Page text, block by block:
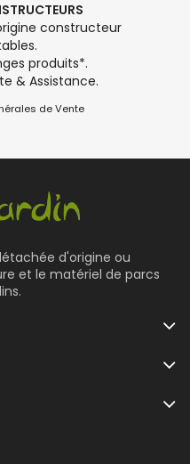
constructeur
produits*.
& Assistance.
de Vente
d'origine ou
et le matériel de parcs